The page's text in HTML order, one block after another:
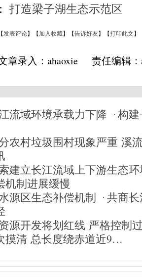
打造梁子湖生态示范区
【发表评论】【加入收藏】【告诉好友】【打印此文】
章录入：ahaoxie 责任编辑
流域环境承载力下降
构
农村垃圾围村现象严重 溪
建立长江流域上下游生态
机制进展缓慢
源区生态补偿机制
共商
源开发将划红线 严格控制
摸清 总长度绕赤道近9…